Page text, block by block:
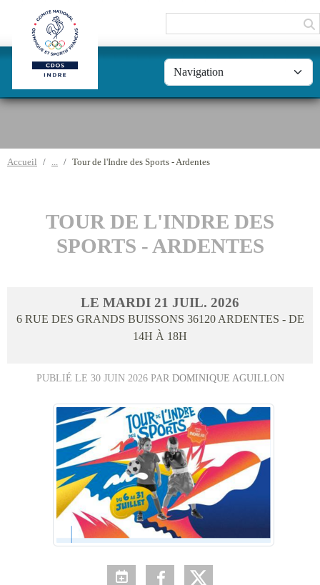
Accueil Tour de l'Indre des Sports - Ardentes
TOUR DE L'INDRE DES
SPORTS - ARDENTES
LE MARDI 21 JUIL. 2026
6 RUE DES GRANDS BUISSONS 36120 ARDENTES - DE
14H À 18H
PUBLIÉ LE 30 JUIN 2026PAR DOMINIQUE AGUILLON
Panneau de gestion des cookies